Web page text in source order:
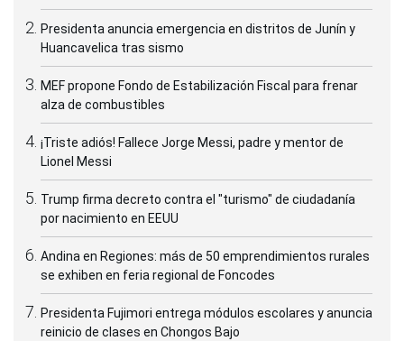
Presidenta anuncia emergencia en distritos de Junín y
Huancavelica tras sismo
MEF propone Fondo de Estabilización Fiscal para frenar
alza de combustibles
¡Triste adiós! Fallece Jorge Messi, padre y mentor de
Lionel Messi
Trump firma decreto contra el "turismo" de ciudadanía
por nacimiento en EEUU
Andina en Regiones: más de 50 emprendimientos rurales
se exhiben en feria regional de Foncodes
Presidenta Fujimori entrega módulos escolares y anuncia
reinicio de clases en Chongos Bajo